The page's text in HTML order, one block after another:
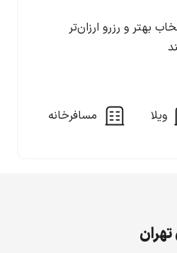
بهتر و رزرو ارزان‌تر
ویلا مسافرخانه